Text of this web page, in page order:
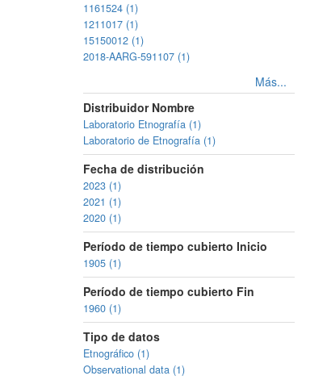
1161524 (1)
1211017 (1)
15150012 (1)
2018-AARG-591107 (1)
Más...
Distribuidor Nombre
Laboratorio Etnografía (1)
Laboratorio de Etnografía (1)
Fecha de distribución
2023 (1)
2021 (1)
2020 (1)
Período de tiempo cubierto Inicio
1905 (1)
Período de tiempo cubierto Fin
1960 (1)
Tipo de datos
Etnográfico (1)
Observational data (1)